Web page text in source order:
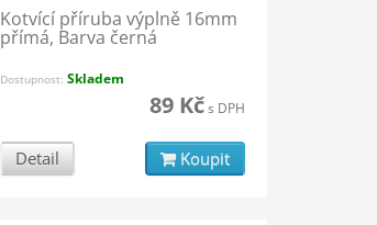
Kotvící příruba výplně 16mm
přímá, Barva černá
Dostupnost: Skladem
89 Kčs DPH
Detail Koupit